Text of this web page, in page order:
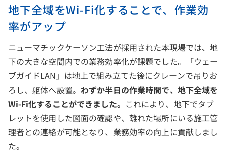
地下全域をWi-Fi化することで、作業効
率がアップ
ニューマチックケーソン工法が採用された本現場では、地
下の大きな空間内での業務効率化が課題でした。「ウェー
ブガイドLAN」は地上で組み立てた後にクレーンで吊りお
ろし、躯体へ設置。 わずか半日の作業時間で、地下全域を
Wi-Fi化することができました。 これにより、地下でタブ
レットを使用した図面の確認や、離れた場所にいる施工管
理者との連絡が可能となり、業務効率の向上に貢献しまし
た。